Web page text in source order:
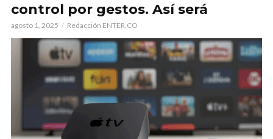
control por gestos. Así será
agosto 1, 2025 Redacción ENTER.CO